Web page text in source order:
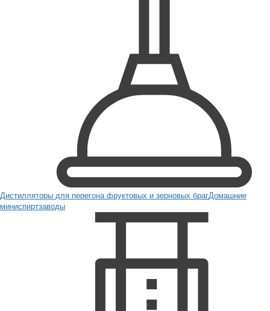
Дистилляторы для перегона фруктовых и зерновых брагДомашние
миниспиртзаводы